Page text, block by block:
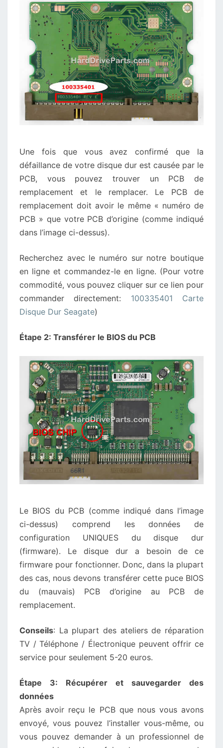
Une fois que vous avez confirmé que la
défaillance de votre disque dur est causée par le
PCB, vous pouvez trouver un PCB de
remplacement et le remplacer. Le PCB de
remplacement doit avoir le même « numéro de
PCB » que votre PCB d’origine (comme indiqué
dans l’image ci-dessus).
Recherchez avec le numéro sur notre boutique
en ligne et commandez-le en ligne. (Pour votre
commodité, vous pouvez cliquer sur ce lien pour
commander directement: 100335401 Carte
Disque Dur Seagate)
Étape 2: Transférer le BIOS du PCB
Le BIOS du PCB (comme indiqué dans l’image
ci-dessus) comprend les données de
configuration UNIQUES du disque dur
(firmware). Le disque dur a besoin de ce
firmware pour fonctionner. Donc, dans la plupart
des cas, nous devons transférer cette puce BIOS
du (mauvais) PCB d’origine au PCB de
remplacement.
Conseils: La plupart des ateliers de réparation
TV / Téléphone / Électronique peuvent offrir ce
service pour seulement 5-20 euros.
Étape 3: Récupérer et sauvegarder des
données
Après avoir reçu le PCB que nous vous avons
envoyé, vous pouvez l’installer vous-même, ou
vous pouvez demander à un professionnel de